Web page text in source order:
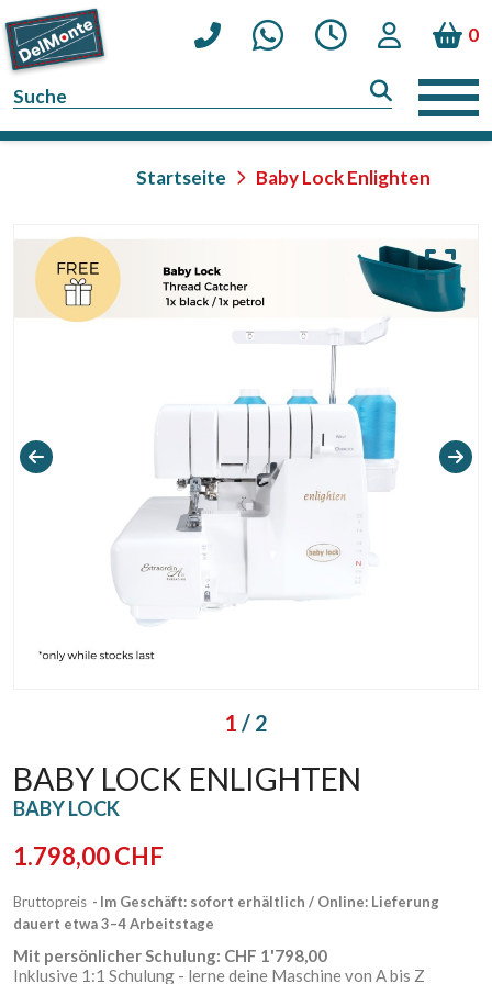
0
Startseite Baby Lock Enlighten
1 / 2
BABY LOCK ENLIGHTEN
BABY LOCK
1.798,00 CHF
Bruttopreis
Im Geschäft: sofort erhältlich / Online: Lieferung
dauert etwa 3–4 Arbeitstage
Mit persönlicher Schulung: CHF 1'798,00
Inklusive 1:1 Schulung - lerne deine Maschine von A bis Z